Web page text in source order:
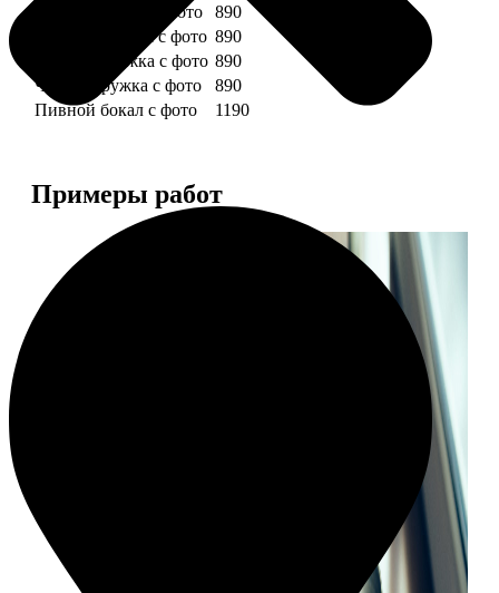
Желтая кружка с фото
890
Зеленая кружка с фото 890
Голубая кружка с фото 890
Черная кружка с фото
890
Пивной бокал с фото
1190
Примеры работ